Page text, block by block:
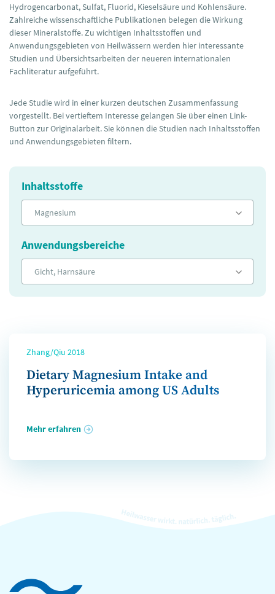
Hydrogencarbonat, Sulfat, Fluorid, Kieselsäure und Kohlensäure.
Zahlreiche wissenschaftliche Publikationen belegen die Wirkung
dieser Mineralstoffe. Zu wichtigen Inhaltsstoffen und
Anwendungsgebieten von Heilwässern werden hier interessante
Studien und Übersichtsarbeiten der neueren internationalen
Fachliteratur aufgeführt.
Jede Studie wird in einer kurzen deutschen Zusammenfassung
vorgestellt. Bei vertieftem Interesse gelangen Sie über einen Link-
Button zur Originalarbeit. Sie können die Studien nach Inhaltsstoffen
und Anwendungsgebieten filtern.
Inhaltsstoffe
Magnesium
Anwendungsbereiche
Gicht, Harnsäure
Zhang/Qiu 2018
Dietary Magnesium Intake and
Hyperuricemia among US Adults
Mehr erfahren